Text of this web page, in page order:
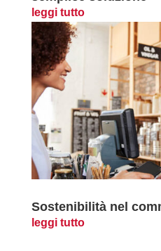
leggi tutto
Sostenibilità nel
leggi tutto